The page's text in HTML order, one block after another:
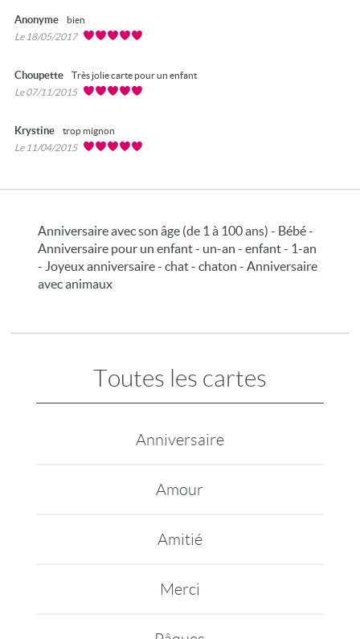
Anonyme
bien
Le 18/05/2017
Choupette
Très jolie carte pour un enfant
Le 07/11/2015
Krystine
trop mignon
Le 11/04/2015
Anniversaire avec son âge (de 1 à 100 ans) - Bébé -
Anniversaire pour un enfant - un-an - enfant - 1-an
- Joyeux anniversaire - chat - chaton - Anniversaire
avec animaux
Toutes les cartes
Anniversaire
Amour
Amitié
Merci